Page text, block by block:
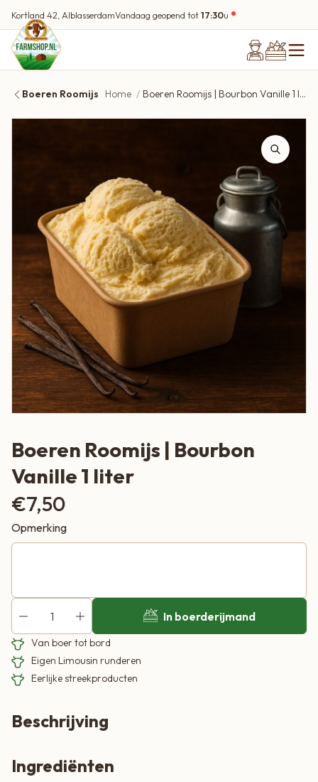
Kortland 42, AlblasserdamVandaag geopend tot17:30u
Boeren Roomijs Home Boeren Roomijs | Bourbon Vanille 1 liter
Boeren Roomijs | Bourbon
Vanille 1 liter
€7,50
Opmerking
In boerderijmand
Van boer tot bord
Eigen Limousin runderen
Eerlijke streekproducten
Beschrijving
Ingrediënten